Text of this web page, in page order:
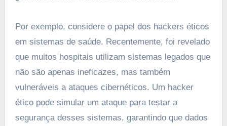
Por exemplo, considere o papel dos hackers éticos
em sistemas de saúde. Recentemente, foi revelado
que muitos hospitais utilizam sistemas legados que
não são apenas ineficazes, mas também
vulneráveis a ataques cibernéticos. Um hacker
ético pode simular um ataque para testar a
segurança desses sistemas, garantindo que dados